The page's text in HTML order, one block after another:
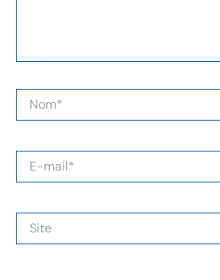
mail*
Site